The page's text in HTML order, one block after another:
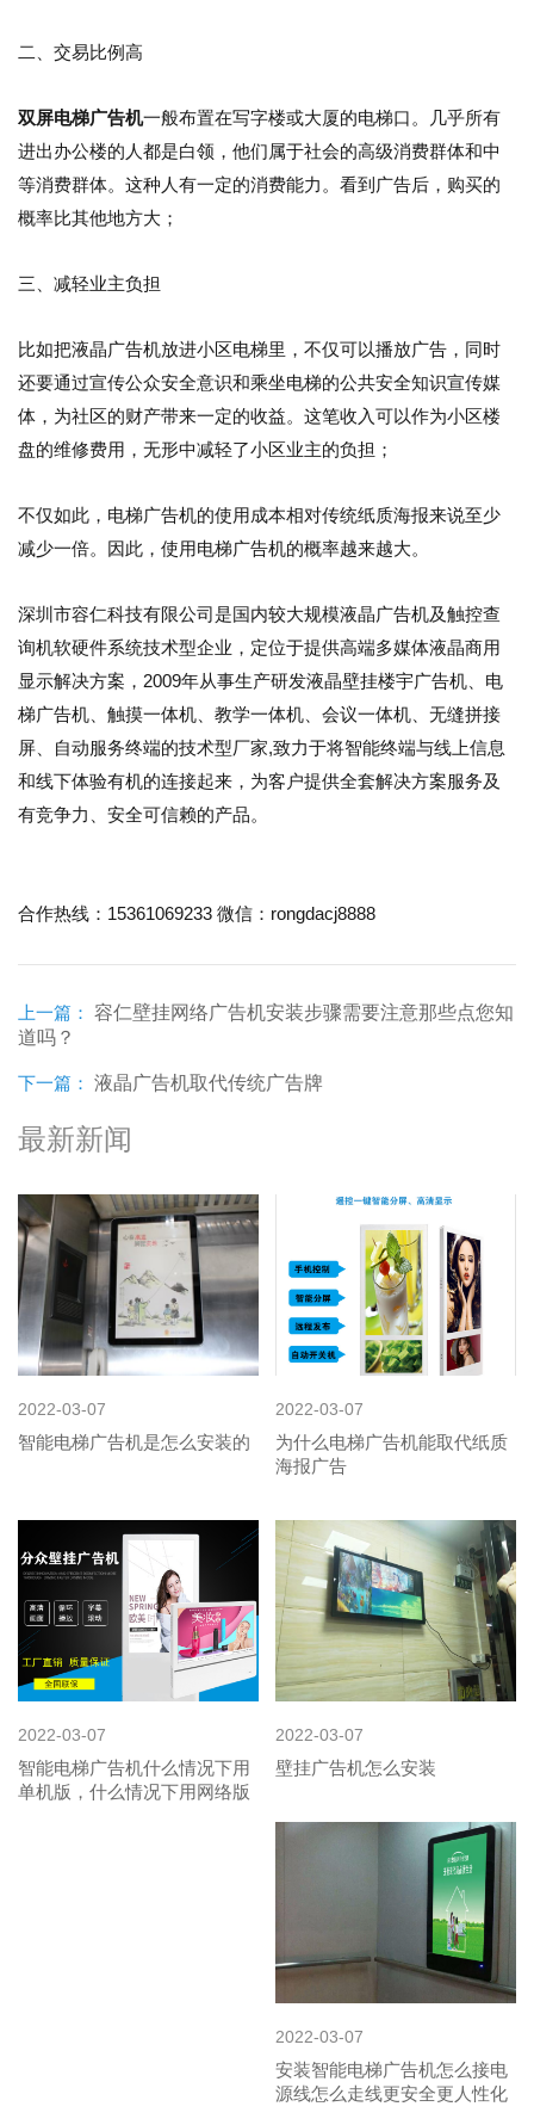
二、交易比例高
双屏电梯广告机一般布置在写字楼或大厦的电梯口。几乎所有
进出办公楼的人都是白领，他们属于社会的高级消费群体和中
等消费群体。这种人有一定的消费能力。看到广告后，购买的
概率比其他地方大；
三、减轻业主负担
比如把液晶广告机放进小区电梯里，不仅可以播放广告，同时
还要通过宣传公众安全意识和乘坐电梯的公共安全知识宣传媒
体，为社区的财产带来一定的收益。这笔收入可以作为小区楼
盘的维修费用，无形中减轻了小区业主的负担；
不仅如此，电梯广告机的使用成本相对传统纸质海报来说至少
减少一倍。因此，使用电梯广告机的概率越来越大。
深圳市容仁科技有限公司是国内较大规模液晶广告机及触控查
询机软硬件系统技术型企业，定位于提供高端多媒体液晶商用
显示解决方案，2009年从事生产研发液晶壁挂楼宇广告机、电
梯广告机、触摸一体机、教学一体机、会议一体机、无缝拼接
屏、自动服务终端的技术型厂家,致力于将智能终端与线上信息
和线下体验有机的连接起来，为客户提供全套解决方案服务及
有竞争力、安全可信赖的产品。
合作热线： 15361069233 微信： rongdacj8888
上一篇： 容仁壁挂网络广告机安装步骤需要注意那些点您知
道吗？
下一篇： 液晶广告机取代传统广告牌
最新新闻
2022-03-07
智能电梯广告机是怎么安装的
2022-03-07
为什么电梯广告机能取代纸质
海报广告
2022-03-07
智能电梯广告机什么情况下用
单机版，什么情况下用网络版
2022-03-07
壁挂广告机怎么安装
2022-03-07
安装智能电梯广告机怎么接电
源线怎么走线更安全更人性化